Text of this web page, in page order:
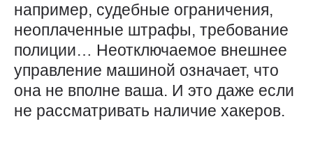
например, судебные ограничения,
неоплаченные штрафы, требование
полиции… Неотключаемое внешнее
управление машиной означает, что
она не вполне ваша. И это даже если
не рассматривать наличие хакеров.